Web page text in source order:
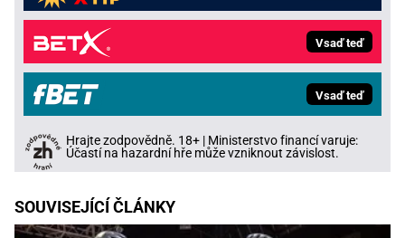
Vsaď teď
Vsaď teď
Hrajte zodpovědně. 18+ | Ministerstvo financí varuje:
Účastí na hazardní hře může vzniknout závislost.
SOUVISEJÍCÍ ČLÁNKY